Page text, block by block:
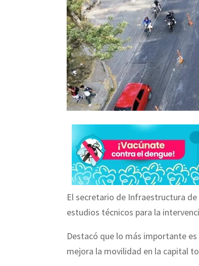
El secretario de Infraestructura de
estudios técnicos para la
Destacó que lo más importante
mejora la movilidad en la capital